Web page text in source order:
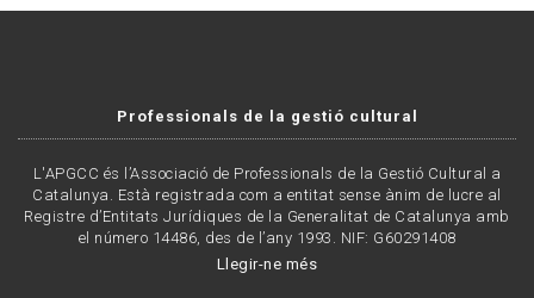
Professionals de la gestió cultural
L'APGCC és l’Associació de Professionals de la Gestió Cultural a
Catalunya. Està registrada com a entitat sense ànim de lucre al
Registre d’Entitats Jurídiques de la Generalitat de Catalunya amb
el número 14486, des de l’any 1993. NIF: G60291408
Llegir-ne més